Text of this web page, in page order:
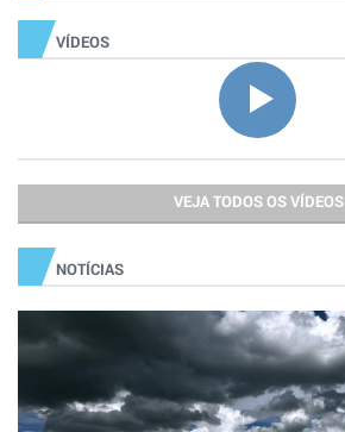
VÍDEOS
VEJA TODOS OS VÍDEOS
NOTÍCIAS